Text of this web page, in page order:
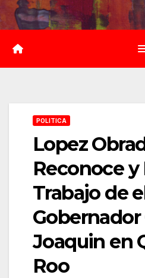
Saltar
al
contenido
POLITICA
Lopez
Reconoce y
Trabajo de
Gobernador
Joaquin en
Roo